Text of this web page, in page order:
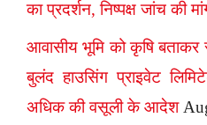
का प्रदर्शन, निष्पक्ष जांच की
आवासीय भूमि को कृषि बताकर
बुलंद हाउसिंग प्राइवेट
अधिक की वसूली के आदेश